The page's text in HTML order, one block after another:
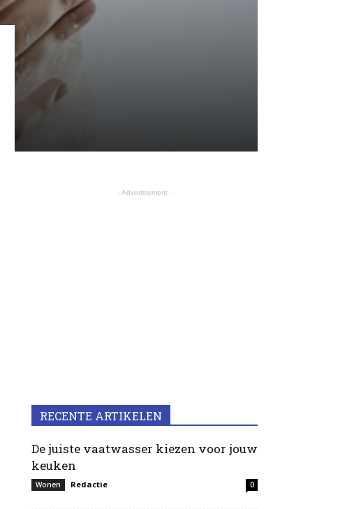
- Advertisement -
RECENTE ARTIKELEN
De juiste vaatwasser kiezen voor jouw
keuken
Wonen Redactie 0